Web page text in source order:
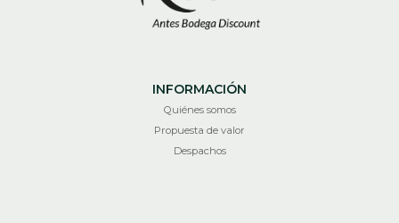
INFORMACIÓN
Quiénes somos
Propuesta de valor
Despachos